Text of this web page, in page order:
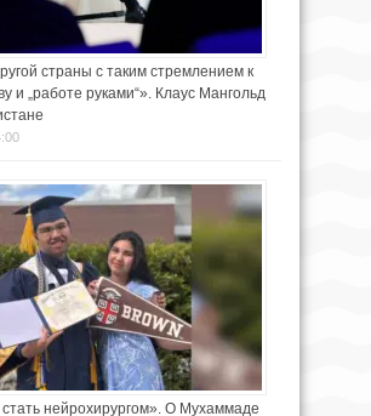
страны с таким стремлением к
и „работе руками“». Клаус Мангольд
нейрохирургом». О Мухаммаде